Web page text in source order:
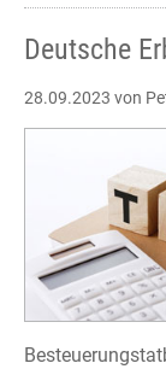
Deutsche
28.09.2023 von